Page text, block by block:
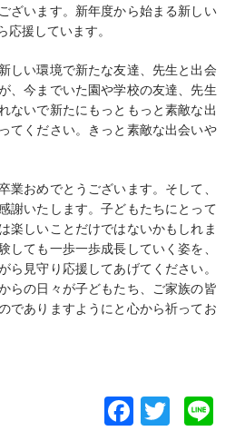
ざいます。新年度から始まる新しい
援しています。
しい環境で新たな友達、先生と出会
、今までいた園や学校の友達、先生
ないで新たにもっともっと素敵な出
てください。きっと素敵な出会いや
おめでとうございます。そして、
謝いたします。子どもたちにとって
楽しいことだけではないかもしれま
しても一歩一歩成長していく姿を、
ら見守り応援してあげてください。
らの日々が子どもたち、ご家族の皆
でありますようにと心から祈ってお
F T